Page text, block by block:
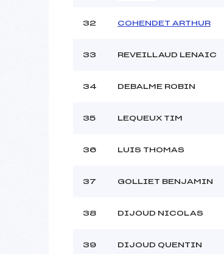
32 COHENDET ARTHUR
33 REVEILLAUD LENAIC
34 DEBALME ROBIN
35 LEQUEUX TIM
36 LUIS THOMAS
37 GOLLIET BENJAMIN
38 DIJOUD NICOLAS
39 DIJOUD QUENTIN